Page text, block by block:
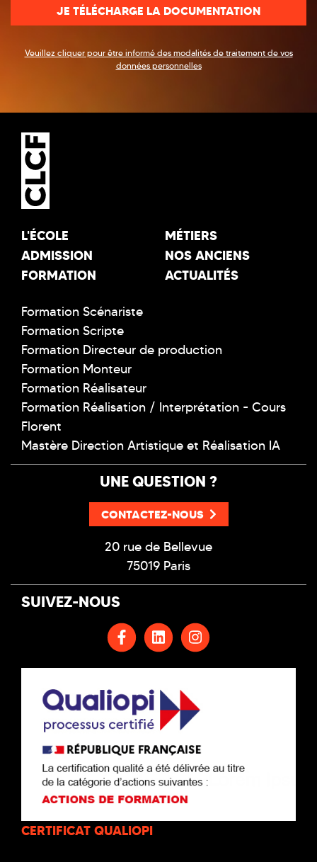
Veuillez cliquer pour être informé des modalités de traitement de vos
données personnelles
L'ÉCOLE
ADMISSION
FORMATION
MÉTIERS
NOS ANCIENS
ACTUALITÉS
Formation Scénariste
Formation Scripte
Formation Directeur de production
Formation Monteur
Formation Réalisateur
Formation Réalisation / Interprétation - Cours
Florent
Mastère Direction Artistique et Réalisation IA
UNE QUESTION ?
CONTACTEZ-NOUS
20 rue de Bellevue
75019 Paris
SUIVEZ-NOUS
CERTIFICAT QUALIOPI